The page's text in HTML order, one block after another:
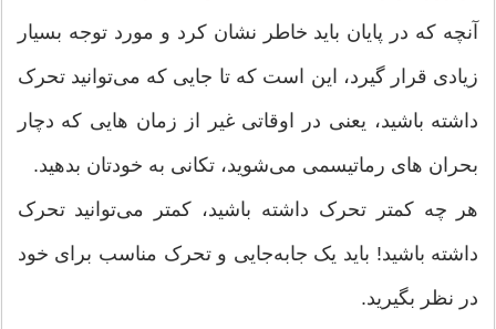
آنچه که در پایان باید خاطر نشان کرد و مورد توجه بسیار
زیادی قرار گیرد، این است که تا جایی که می‌توانید تحرک
داشته باشید، یعنی در اوقاتی غیر از زمان هایی که دچار
بحران های رماتیسمی می‌شوید، تکانی به خودتان بدهید.
هر چه کمتر تحرک داشته باشید، کمتر می‌توانید تحرک
داشته باشید! باید یک جابه‌جایی و تحرک مناسب برای خود
در نظر بگیرید.